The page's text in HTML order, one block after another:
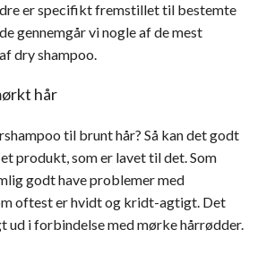
er specifikt fremstillet til bestemte
gennemgår vi nogle af de mest
dry shampoo.
hår
til brunt hår? Så kan det godt
produkt, som er lavet til det. Som
godt have problemer med
oftest er hvidt og kridt-agtigt. Det
ud i forbindelse med mørke hårrødder.